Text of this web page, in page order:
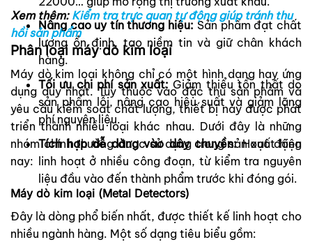
Nâng cao uy tín thương hiệu: Sản phẩm đạt chất
lượng ổn định, tạo niềm tin và giữ chân khách
hàng.
Tối ưu chi phí sản xuất: Giảm thiểu tổn thất do
sản phẩm lỗi, nâng cao hiệu suất và giảm lãng
phí nguyên liệu.
Tích hợp dễ dàng vào dây chuyền:Hoạt động
linh hoạt ở nhiều công đoạn, từ kiểm tra nguyên
liệu đầu vào đến thành phẩm trước khi đóng gói.
Xem thêm: Kiểm tra trực quan tự động giúp tránh thu
hồi sản phẩm
Phân loại máy dò kim loại
Máy dò kim loại không chỉ có một hình dạng hay ứng
dụng duy nhất. Tùy thuộc vào đặc thù sản phẩm và
yêu cầu kiểm soát chất lượng, thiết bị này được phát
triển thành nhiều loại khác nhau. Dưới đây là những
nhóm chính thường được sử dụng trong sản xuất hiện
nay:
Máy dò kim loại (Metal Detectors)
Đây là dòng phổ biến nhất, được thiết kế linh hoạt cho
nhiều ngành hàng. Một số dạng tiêu biểu gồm: